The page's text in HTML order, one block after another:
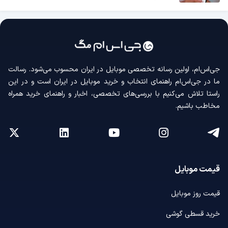
جی‌اس‌ام، اولین رسانه‌ تخصصی موبایل در ایران محسوب می‌شود. رسالت
ما در جی‌اس‌ام راهنمای انتخاب و خرید موبایل در ایران است و در این
راستا تلاش می‌کنیم با بررسی‌های تخصصی، اخبار و راهنمای خرید همراه
مخاطب باشیم.
قیمت موبایل
قیمت روز موبایل
خرید قسطی گوشی